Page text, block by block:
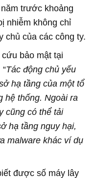
trước khoảng
nhiễm không chỉ
chủ của các công ty.
bảo mật tại
Tác động chủ yếu
hạ tầng của một tổ
hệ thống. Ngoài ra
cũng có thể tải
hạ tầng nguy hại,
malware khác ví dụ
được số máy lây